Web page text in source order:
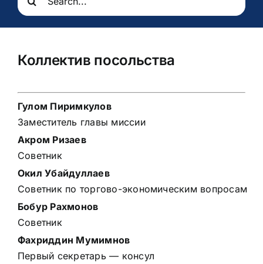
Наши отношения
Посольство
Консульские услуги
for:
Коллектив посольства
Гулом Пиримкулов
Заместитель главы миссии
Акром Ризаев
Советник
Окил Убайдуллаев
Советник по торгово-экономическим вопросам
Бобур Рахмонов
Советник
Фахриддин Мумимнов
Первый секретарь — консул